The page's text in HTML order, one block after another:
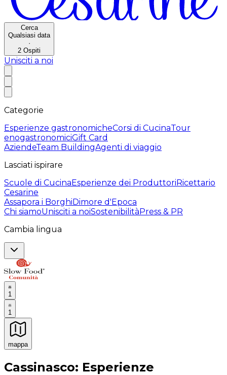
Cerca
Qualsiasi data
·
2 Ospiti
Unisciti a noi
Categorie
Esperienze gastronomicheCorsi di CucinaTour
enogastronomiciGift Card
AziendeTeam BuildingAgenti di viaggio
Lasciati ispirare
Scuole di CucinaEsperienze dei ProduttoriRicettario
Cesarine
Assapora i BorghiDimore d'Epoca
Chi siamoUnisciti a noiSostenibilitàPress & PR
Cambia lingua
1
1
mappa
Esperienze culinarie indimenticabili: Esperienze
Cassinasco: Esperienze